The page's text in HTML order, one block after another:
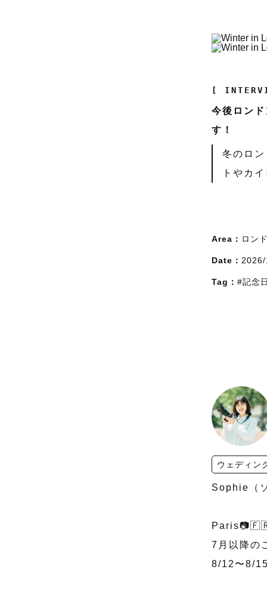
[
今後ロン
す！
冬のロ
トやカ
Area： ロン
Date： 2026/
Tag： #記念日
ウェディン
Sophie（
7月以降の
8/12〜8/15